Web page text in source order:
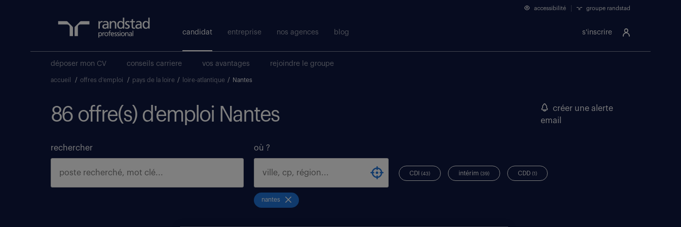
s'inscrire
accessibilité groupe randstad
candidat entreprise nos agences blog
déposer mon CV conseils carriere vos avantages rejoindre le groupe
accueil / offres d'emploi / pays de la loire / loire-atlantique / Nantes
86 offre(s) d'emploi Nantes
créer une alerte
email
rechercher où ?
nantes
CDI(43) intérim(39) CDD(1)